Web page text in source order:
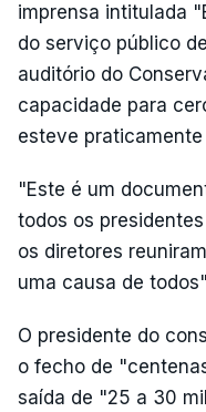
imprensa intitulada
do serviço público
auditório do
capacidade para
esteve
"Este é um
todos os
os diretores
uma causa de
O presidente do
o fecho de
saída de "25 a 30